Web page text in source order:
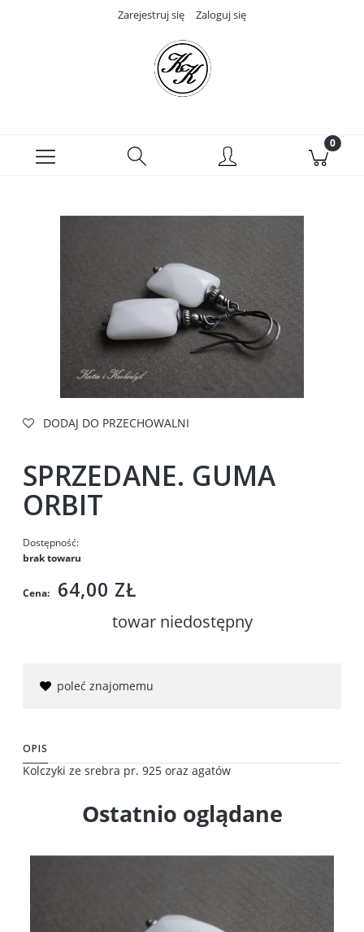
Zarejestruj się Zaloguj się
DODAJ DO PRZECHOWALNI
SPRZEDANE. GUMA
ORBIT
Dostępność:
brak towaru
Cena: 64,00 ZŁ
towar niedostępny
poleć znajomemu
OPIS
Kolczyki ze srebra pr. 925 oraz agatów
Ostatnio oglądane